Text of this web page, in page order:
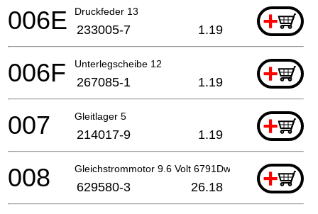
Druckfeder 13 +
006E 233005-7 1.19
Unterlegscheibe 12 +
006F 267085-1 1.19
Gleitlager 5 +
007 214017-9 1.19
Gleichstrommotor 9.6 Volt 6791Dw * +
008 629580-3 26.18